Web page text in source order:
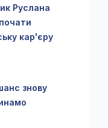
Руслана
кар'єру
знову